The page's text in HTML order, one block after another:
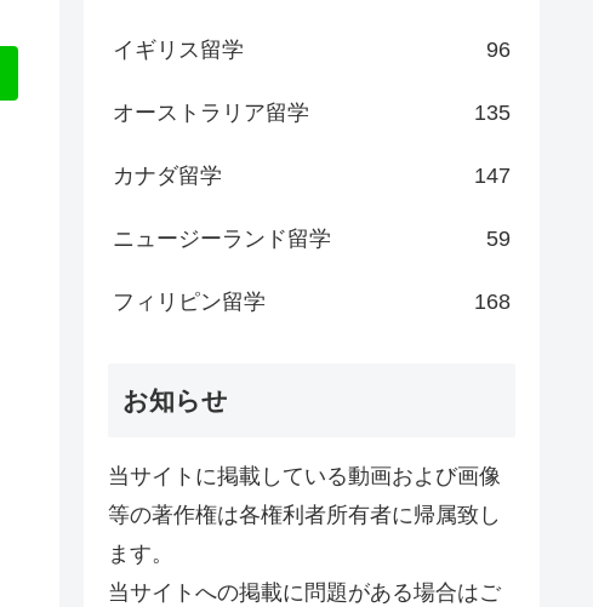
イギリス留学 96
オーストラリア留学 135
カナダ留学 147
ニュージーランド留学 59
フィリピン留学 168
お知らせ
当サイトに掲載している動画および画像
等の著作権は各権利者所有者に帰属致し
ます。
当サイトへの掲載に問題がある場合はご